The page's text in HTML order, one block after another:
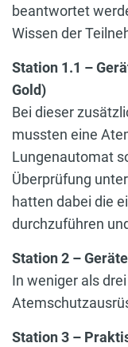
beantwortet
Wissen der
Station 1.1 –
Gold)
Bei dieser
mussten eine
Lungenautomat
Überprüfung
hatten dabei die
durchzuführen
Station 2 –
In weniger als
Station 3 –